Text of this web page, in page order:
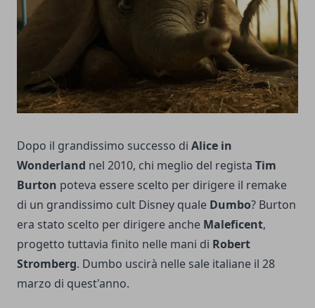
Dopo il grandissimo successo di Alice in
Wonderland nel 2010, chi meglio del regista Tim
Burton poteva essere scelto per dirigere il remake
di un grandissimo cult Disney quale Dumbo? Burton
era stato scelto per dirigere anche Maleficent,
progetto tuttavia finito nelle mani di Robert
Stromberg. Dumbo uscirà nelle sale italiane il 28
marzo di quest'anno.